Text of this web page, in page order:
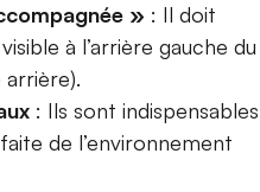
» : Il doit
à l’arrière gauche du
: Ils sont indispensables
de l’environnement